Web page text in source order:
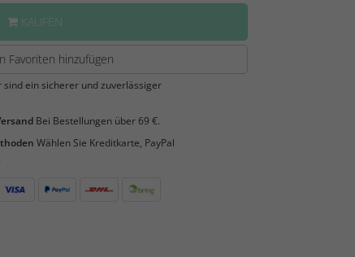
KAUFEN
Favoriten hinzufügen
sind ein sicherer und zuverlässiger
Bei Bestellungen über 69 €.
Wählen Sie Kreditkarte, PayPal